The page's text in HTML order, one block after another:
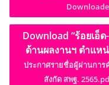
Download “ร้อยเอ็
ด้านผลงานฯ ตำแห
ประกาศรายชื่อผู้ผ่านการ
สังกัด สพฐ.